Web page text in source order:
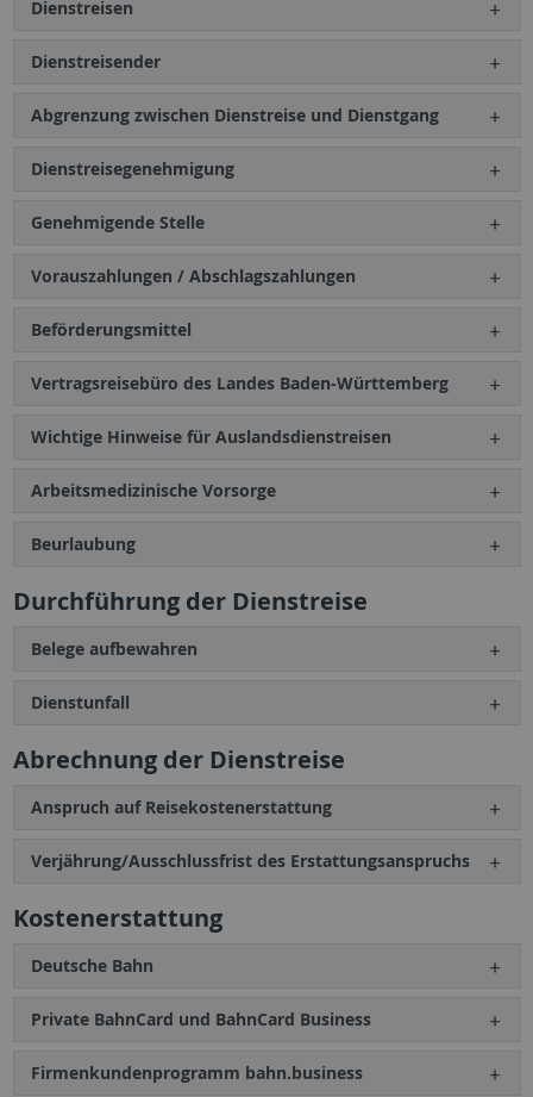
Dienstreisen
Dienstreisender
Abgrenzung zwischen Dienstreise und Dienstgang
Dienstreisegenehmigung
Genehmigende Stelle
Vorauszahlungen / Abschlagszahlungen
Beförderungsmittel
Vertragsreisebüro des Landes Baden-Württemberg
Wichtige Hinweise für Auslandsdienstreisen
Arbeitsmedizinische Vorsorge
Beurlaubung
Durchführung der Dienstreise
Belege aufbewahren
Dienstunfall
Abrechnung der Dienstreise
Anspruch auf Reisekostenerstattung
Verjährung/Ausschlussfrist des Erstattungsanspruchs
Kostenerstattung
Deutsche Bahn
Private BahnCard und BahnCard Business
Firmenkundenprogramm bahn.business